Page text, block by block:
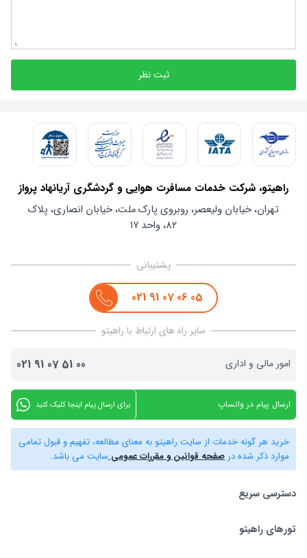
ثبت نظر
راهیتو، شرکت خدمات مسافرت هوایی و گردشگری آریانهاد پرواز
تهران، خیابان ولیعصر، روبروی پارک ملت، خیابان انصاری، پلاک
۸۲، واحد ۱۷
پشتیبانی
021 91 07 06 05
سایر راه های ارتباط با راهیتو
امور مالی و اداری 021 91 07 51 00
ارسال پیام در واتساپ برای ارسال پیام اینجا کلیک کنید
خرید هر گونه خدمات از سایت راهیتو به معنای مطالعه، تفهیم و قبول تمامی
موارد ذکر شده در صفحه قوانین و مقررات عمومیسایت می باشد.
دسترسی سریع
بلیط هواپیما
تورهای راهیتو